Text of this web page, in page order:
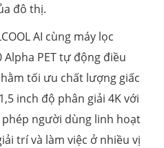
đô thị.
AI cùng máy lọc
Alpha PET tự động điều
tối ưu chất lượng giấc
inch độ phân giải 4K với
người dùng linh hoạt
trí và làm việc ở nhiều vị